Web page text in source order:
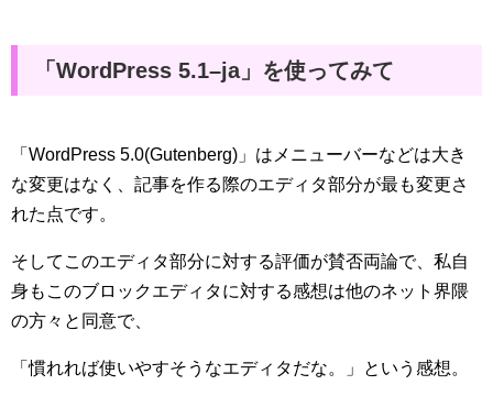
「WordPress 5.1–ja」を使ってみて
「WordPress 5.0(Gutenberg)」はメニューバーなどは大き
な変更はなく、記事を作る際のエディタ部分が最も変更さ
れた点です。
そしてこのエディタ部分に対する評価が賛否両論で、私自
身もこのブロックエディタに対する感想は他のネット界隈
の方々と同意で、
「慣れれば使いやすそうなエディタだな。」という感想。